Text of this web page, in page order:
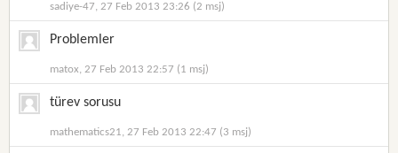
sadiye-47, 27 Feb 2013 23:26 (2 msj)
Problemler
matox, 27 Feb 2013 22:57 (1 msj)
türev sorusu
mathematics21, 27 Feb 2013 22:47 (3 msj)